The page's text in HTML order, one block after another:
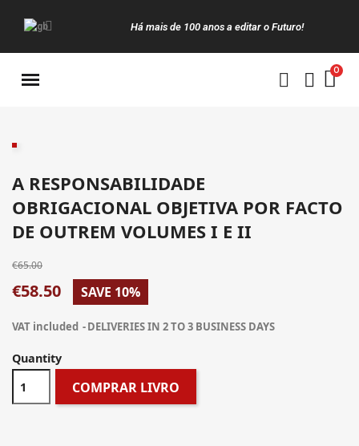
Há mais de 100 anos a editar o Futuro!
A RESPONSABILIDADE
OBRIGACIONAL OBJETIVA POR FACTO
DE OUTREM VOLUMES I E II
€65.00
€58.50 SAVE 10%
VAT included DELIVERIES IN 2 TO 3 BUSINESS DAYS
Quantity
COMPRAR LIVRO